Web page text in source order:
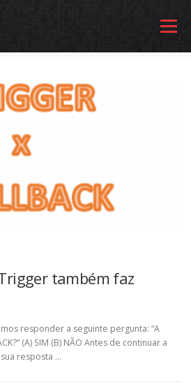
Menu
LINKS COMUNIDADE
também faz
responder a seguinte pergunta: “A
(A) SIM (B) NÃO Antes de continuar a
resposta …